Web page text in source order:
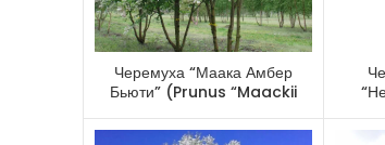
Черемуха “Маака Амбер
Бьюти” (Prunus “Maackii